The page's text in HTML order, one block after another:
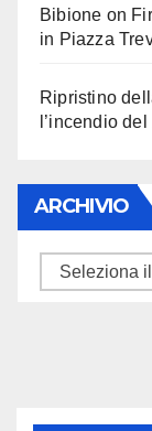
Bibione on
in Piazza
Ripristino
l’incendio
ARCHIVIO
ARCHIVIO